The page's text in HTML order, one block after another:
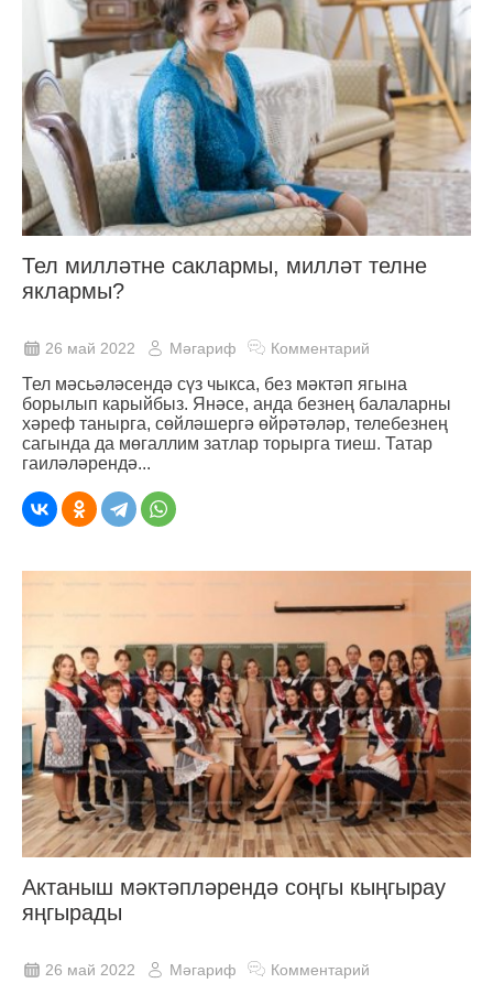
Тел милләтне саклармы, милләт телне
яклармы?
26 май 2022 Мәгариф Комментарий
Тел мәсьәләсендә сүз чыкса, без мәктәп ягына
борылып карыйбыз. Янәсе, анда безнең балаларны
хәреф танырга, сөйләшергә өйрәтәләр, телебезнең
сагында да мөгаллим затлар торырга тиеш. Татар
гаиләләрендә...
Актаныш мәктәпләрендә соңгы кыңгырау
яңгырады
26 май 2022 Мәгариф Комментарий